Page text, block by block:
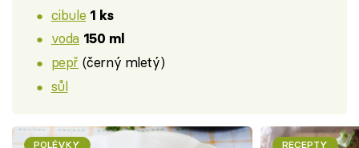
cibule 1 ks
voda 150 ml
pepř (černý mletý)
sůl
POLÉVKY RECEPTY